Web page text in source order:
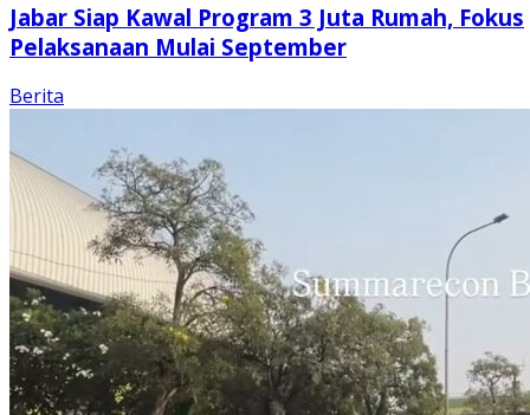
Jabar Siap Kawal Program 3 Juta Rumah, Fokus
Pelaksanaan Mulai September
Berita